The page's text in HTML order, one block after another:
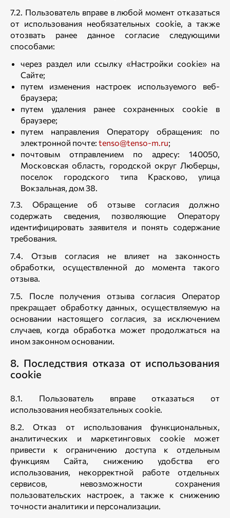
7.2. Пользователь вправе в любой момент отказаться
от использования необязательных cookie, а также
отозвать ранее данное согласие следующими
способами:
через раздел или ссылку «Настройки cookie» на
Сайте;
путем изменения настроек используемого веб-
браузера;
путем удаления ранее сохраненных cookie в
браузере;
путем направления Оператору обращения: по
электронной почте: tenso@tenso-m.ru;
почтовым отправлением по адресу: 140050,
Московская область, городской округ Люберцы,
поселок городского типа Красково, улица
Вокзальная, дом 38.
7.3. Обращение об отзыве согласия должно
содержать сведения, позволяющие Оператору
идентифицировать заявителя и понять содержание
требования.
7.4. Отзыв согласия не влияет на законность
обработки, осуществленной до момента такого
отзыва.
7.5. После получения отзыва согласия Оператор
прекращает обработку данных, осуществляемую на
основании настоящего согласия, за исключением
случаев, когда обработка может продолжаться на
ином законном основании.
8. Последствия отказа от использования
cookie
8.1. Пользователь вправе отказаться от
использования необязательных cookie.
8.2. Отказ от использования функциональных,
аналитических и маркетинговых cookie может
привести к ограничению доступа к отдельным
функциям Сайта, снижению удобства его
использования, некорректной работе отдельных
сервисов, невозможности сохранения
пользовательских настроек, а также к снижению
точности аналитики и персонализации.